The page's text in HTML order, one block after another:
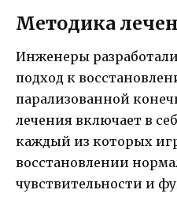
Методика
Инженеры
подход к
парализованной
лечения включает в
каждый из которых
восстановлении
чувствительности и